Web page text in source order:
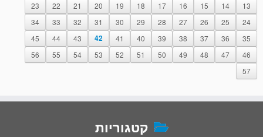
13
14
15
16
17
18
19
20
21
22
23
24
25
26
27
28
29
30
31
32
33
34
35
36
37
38
39
40
41
42
43
44
45
46
47
48
49
50
51
52
53
54
55
56
57
קטגוריות